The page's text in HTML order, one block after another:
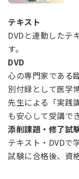
テキスト
DVDと連動したテ
す。
DVD
心の専門家である
別付録として医学
先生による「実践
も安心して受講で
添削課題・修了試
テキスト・DVDで
試験に合格後、資